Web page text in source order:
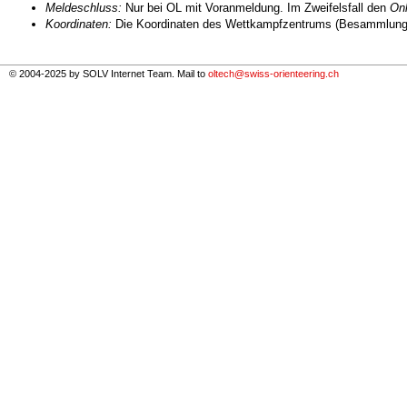
Meldeschluss: Nur bei OL mit Voranmeldung. Im Zweifelsfall den
Koordinaten: Die Koordinaten des Wettkampfzentrums
© 2004-2025 by SOLV Internet Team. Mail to oltech@swiss-orienteering.ch